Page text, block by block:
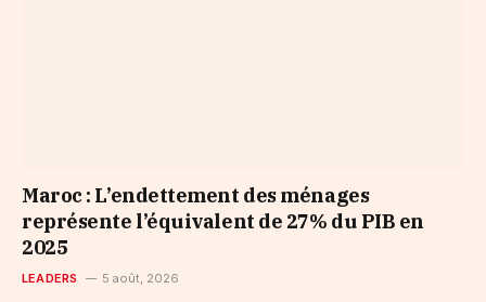
Maroc : L’endettement des ménages
représente l’équivalent de 27% du PIB en
2025
LEADERS 5 août, 2026